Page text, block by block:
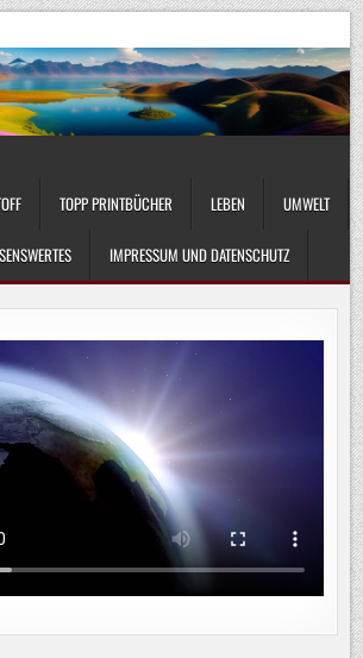
TOPP PRINTBÜCHER LEBEN UMWELT
IMPRESSUM UND DATENSCHUTZ